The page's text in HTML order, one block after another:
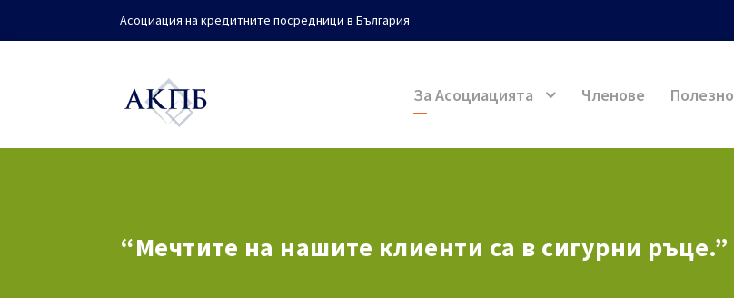
Асоциация на кредитните посредници в България
За Асоциацията Членове Полезно
“Мечтите на нашите клиенти са в сигурни ръце.”